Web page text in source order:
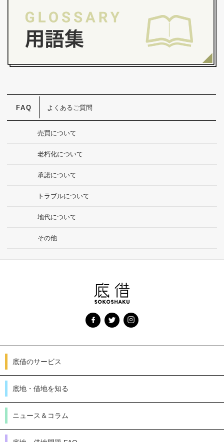
よくあるご質問
売買について
老朽化について
承諾について
トラブルについて
地代について
その他
底借のサービス
底地・借地を知る
ニュース＆コラム